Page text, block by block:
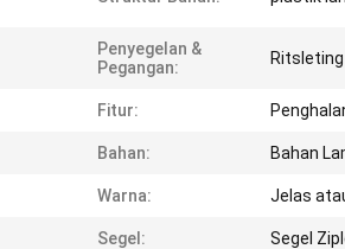
Penyegelan &
Pegangan:
Fitur:
Bahan: Bahan
Warna: Jelas
Segel: Segel